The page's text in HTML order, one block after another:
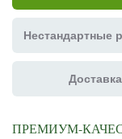
Нестандартные
Доставка
ПРЕМИУМ-